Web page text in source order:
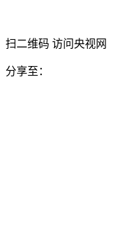
扫二维码 访问央视网
分享至：